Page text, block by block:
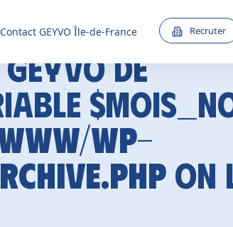
Contact GEYVO Île-de-France Recruter
de
wp-
on